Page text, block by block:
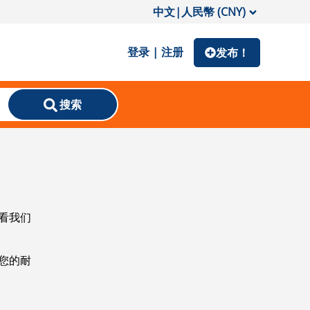
中文| 人民幣 (CNY)
登录 | 注册 发布！
搜索
我们
的耐